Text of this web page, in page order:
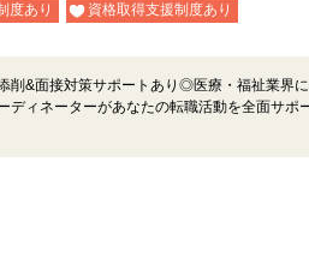
度あり 資格取得支援制度あり
削&面接対策サポートあり◎医療・福祉業界
ディネーターがあなたの転職活動を全面サポ